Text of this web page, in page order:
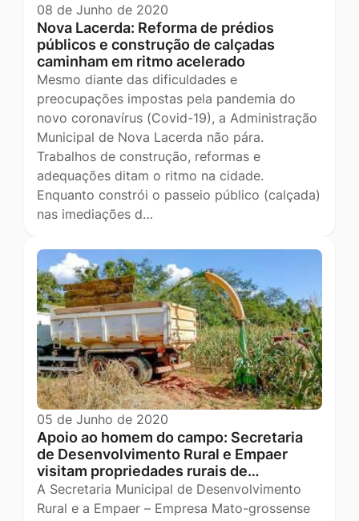
08 de Junho de 2020
Nova Lacerda: Reforma de prédios
públicos e construção de calçadas
caminham em ritmo acelerado
Mesmo diante das dificuldades e
preocupações impostas pela pandemia do
novo coronavírus (Covid-19), a Administração
Municipal de Nova Lacerda não pára.
Trabalhos de construção, reformas e
adequações ditam o ritmo na cidade.
Enquanto constrói o passeio público (calçada)
nas imediações d…
05 de Junho de 2020
Apoio ao homem do campo: Secretaria
de Desenvolvimento Rural e Empaer
visitam propriedades rurais de…
A Secretaria Municipal de Desenvolvimento
Rural e a Empaer – Empresa Mato-grossense